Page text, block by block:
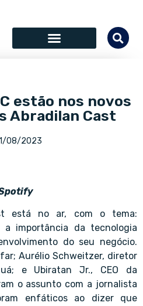
estão nos novos
Abradilan Cast
08/2023
está no ar, com o tema:
a importância da tecnologia
do seu negócio.
Aurélio Schweitzer, diretor
e Ubiratan Jr., CEO da
o assunto com a jornalista
enfáticos ao dizer que